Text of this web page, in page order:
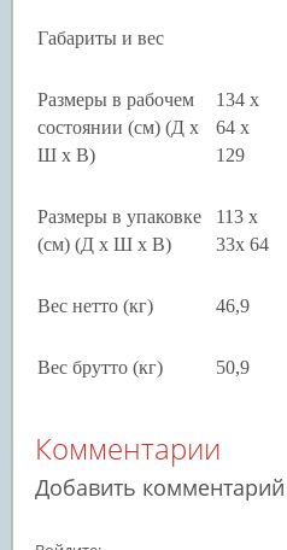
Габариты и вес
Размеры в рабочем
состоянии (см) (Д х
Ш х В)
134 x
64 x
129
Размеры в упаковке
(см) (Д х Ш х В)
113 x
33x 64
Вес нетто (кг) 46,9
Вес брутто (кг) 50,9
Комментарии
Добавить комментарий